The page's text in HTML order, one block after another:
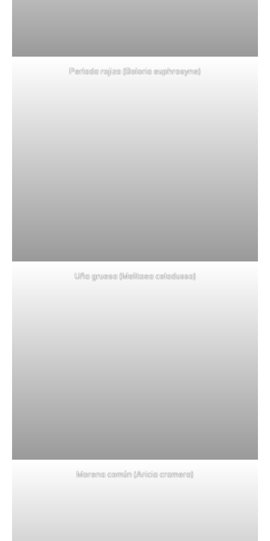
Perlada rojiza (Boloria euphrosyne)
Uña gruesa (Melitaea celadussa)
Morena común (Aricia cramera)